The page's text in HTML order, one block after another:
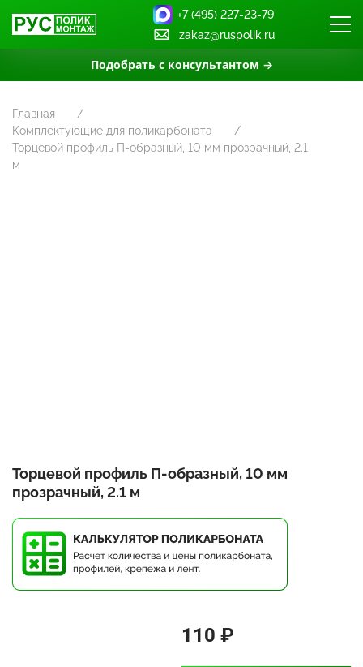
Подобрать с консультантом →
+7 (495) 227-23-79
zakaz@ruspolik.ru
Главная
Комплектующие для поликарбоната
Торцевой профиль П-образный, 10 мм прозрачный, 2.1
м
Торцевой профиль П-образный, 10 мм
прозрачный, 2.1 м
110 ₽